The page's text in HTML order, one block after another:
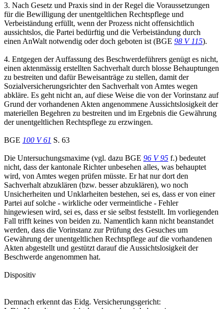
3. Nach Gesetz und Praxis sind in der Regel die Voraussetzungen
für die Bewilligung der unentgeltlichen Rechtspflege und
Verbeiständung erfüllt, wenn der Prozess nicht offensichtlich
aussichtslos, die Partei bedürftig und die Verbeiständung durch
einen AnWalt notwendig oder doch geboten ist (BGE 98 V 115).
4. Entgegen der Auffassung des Beschwerdeführers genügt es nicht,
einen aktenmässig erstellten Sachverhalt durch blosse Behauptungen
zu bestreiten und dafür Beweisanträge zu stellen, damit der
Sozialversicherungsrichter den Sachverhalt von Amtes wegen
abkläre. Es geht nicht an, auf diese Weise die von der Vorinstanz auf
Grund der vorhandenen Akten angenommene Aussichtslosigkeit der
materiellen Begehren zu bestreiten und im Ergebnis die Gewährung
der unentgeltlichen Rechtspflege zu erzwingen.
BGE 100 V 61 S. 63
Die Untersuchungsmaxime (vgl. dazu BGE 96 V 95 f.) bedeutet
nicht, dass der kantonale Richter unbesehen alles, was behauptet
wird, von Amtes wegen prüfen müsste. Er hat nur dort den
Sachverhalt abzuklären (bzw. besser abzuklären), wo noch
Unsicherheiten und Unklarheiten bestehen, sei es, dass er von einer
Partei auf solche - wirkliche oder vermeintliche - Fehler
hingewiesen wird, sei es, dass er sie selbst feststellt. Im vorliegenden
Fall trifft keines von beiden zu. Namentlich kann nicht beanstandet
werden, dass die Vorinstanz zur Prüfung des Gesuches um
Gewährung der unentgeltlichen Rechtspflege auf die vorhandenen
Akten abgestellt und gestützt darauf die Aussichtslosigkeit der
Beschwerde angenommen hat.
Dispositiv
Demnach erkennt das Eidg. Versicherungsgericht: